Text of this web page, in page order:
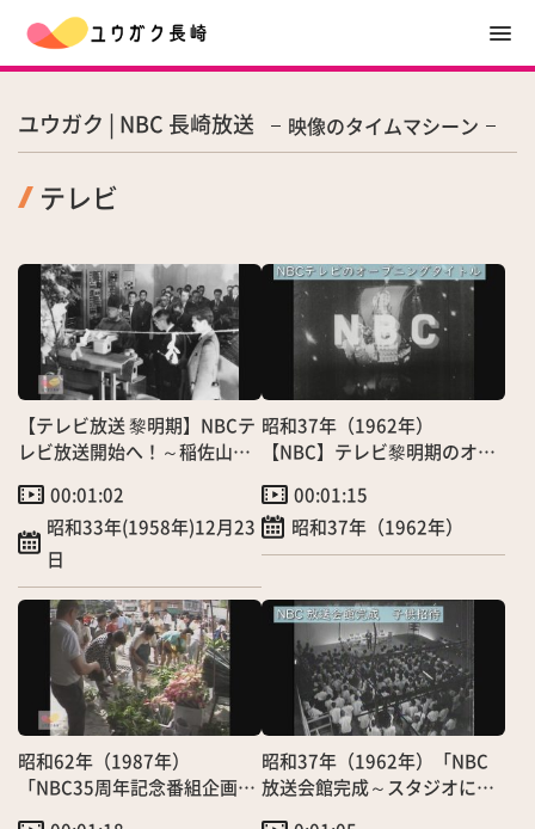
ユウガク | NBC 長崎放送 映像のタイムマシーン
テレビ
【テレビ放送 黎明期】NBCテ
レビ放送開始へ！～稲佐山局
00:01:02
昭和33年(1958年)12月23
日
昭和37年（1962年）
【NBC】テレビ黎明期のオー
（4/1）00:01:15
昭和37年（1962年）
昭和62年（1987年）
「NBC35周年記念番組企画
昭和37年（1962年）「NBC
放送会館完成～スタジオに子